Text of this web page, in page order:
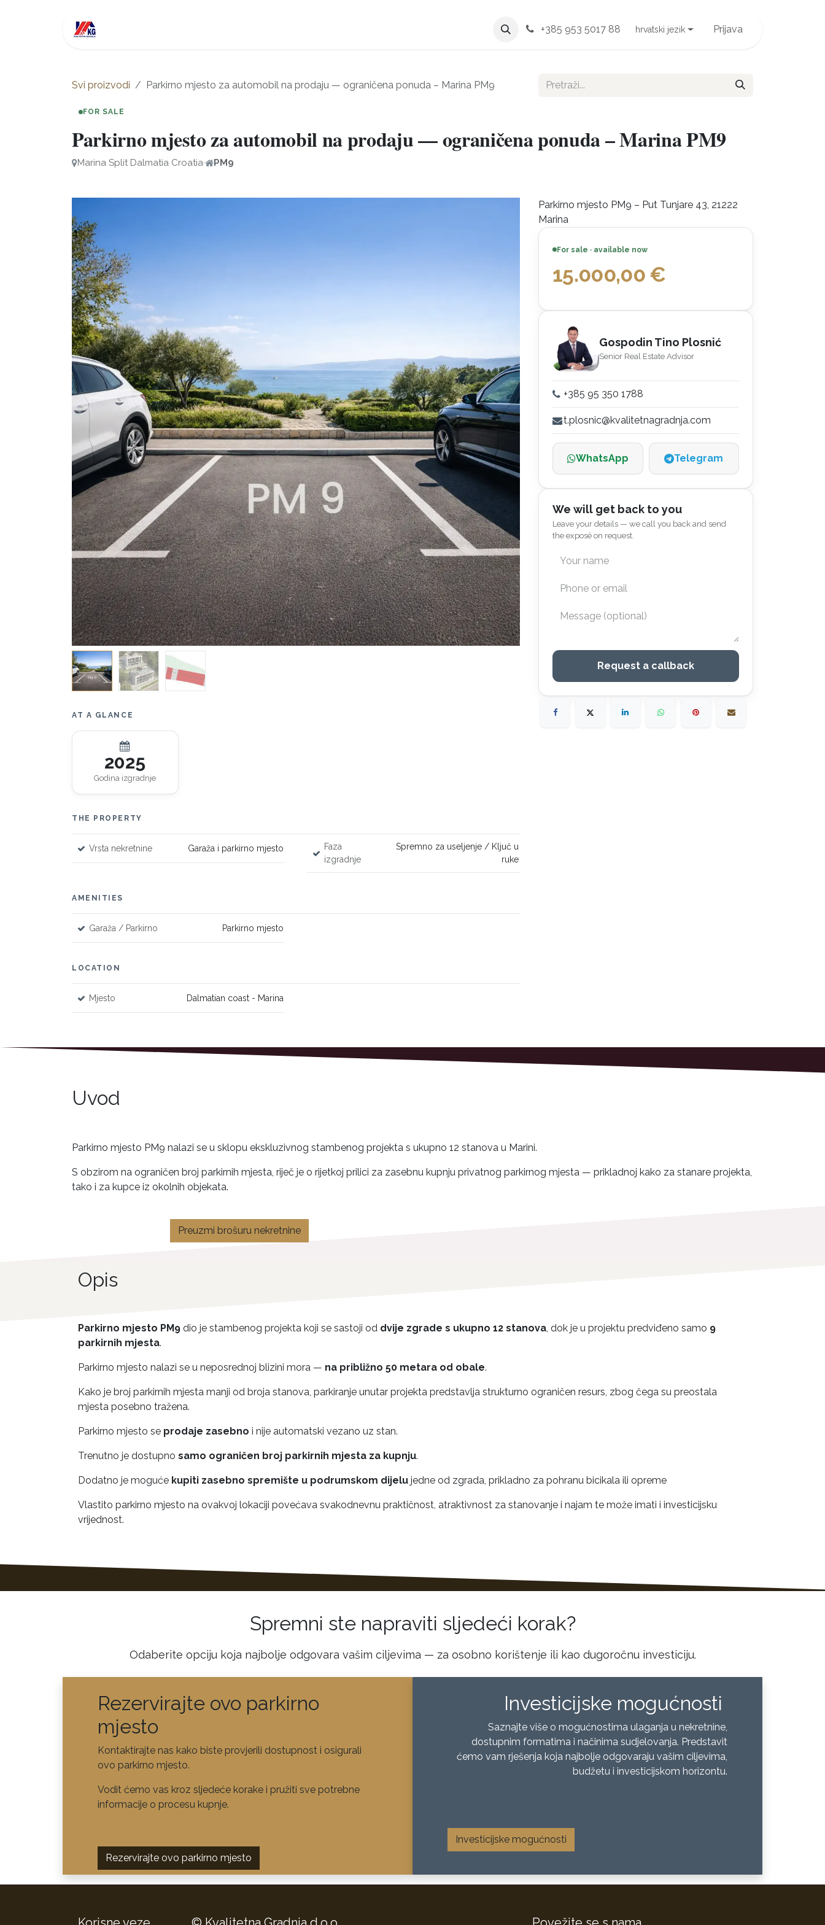
+385 953 5017 88 hrvatski jezik Prijava
Svi proizvodi Parkirno mjesto za automobil na prodaju — ograničena ponuda – Marina PM9
FOR SALE
Parkirno mjesto za automobil na prodaju — ograničena ponuda – Marina PM9
Marina Split Dalmatia Croatia· PM9
AT A GLANCE
2025
Godina izgradnje
THE PROPERTY
Vrsta nekretnine Garaža i parkirno mjesto
Faza
izgradnje
Spremno za useljenje / Ključ u
ruke
AMENITIES
Garaža / Parkirno Parkirno mjesto
LOCATION
Mjesto Dalmatian coast - Marina
Parkirno mjesto PM9 – Put Tunjare 43, 21222
Marina
For sale · available now
15.000,00€
Gospodin Tino Plosnić
Senior Real Estate Advisor
+385 95 350 1788
t.plosnic@kvalitetnagradnja.com
WhatsApp Telegram
We will get back to you
Leave your details — we call you back and send
the exposé on request.
Request a callback
Uvod
Parkirno mjesto PM9 nalazi se u sklopu ekskluzivnog stambenog projekta s ukupno 12 stanova u Marini.
S obzirom na ograničen broj parkirnih mjesta, riječ je o rijetkoj prilici za zasebnu kupnju privatnog parkirnog mjesta — prikladnoj kako za stanare projekta,
tako i za kupce iz okolnih objekata.
Preuzmi brošuru nekretnine
Opis
Parkirno mjesto PM9 dio je stambenog projekta koji se sastoji od dvije zgrade s ukupno 12 stanova, dok je u projektu predviđeno samo 9
parkirnih mjesta.
Parkirno mjesto nalazi se u neposrednoj blizini mora — na približno 50 metara od obale.
Kako je broj parkirnih mjesta manji od broja stanova, parkiranje unutar projekta predstavlja strukturno ograničen resurs, zbog čega su preostala
mjesta posebno tražena.
Parkirno mjesto se prodaje zasebno i nije automatski vezano uz stan.
Trenutno je dostupno samo ograničen broj parkirnih mjesta za kupnju.
Dodatno je moguće kupiti zasebno spremište u podrumskom dijelu jedne od zgrada, prikladno za pohranu bicikala ili opreme
Vlastito parkirno mjesto na ovakvoj lokaciji povećava svakodnevnu praktičnost, atraktivnost za stanovanje i najam te može imati i investicijsku
vrijednost.
Spremni ste napraviti sljedeći korak?
Odaberite opciju koja najbolje odgovara vašim ciljevima — za osobno korištenje ili kao dugoročnu investiciju.
Rezervirajte ovo parkirno
mjesto
Kontaktirajte nas kako biste provjerili dostupnost i osigurali
ovo parkirno mjesto.
Vodit ćemo vas kroz sljedeće korake i pružiti sve potrebne
informacije o procesu kupnje.
Rezervirajte ovo parkirno mjesto
Investicijske mogućnosti
Saznajte više o mogućnostima ulaganja u nekretnine,
dostupnim formatima i načinima sudjelovanja. Predstavit
ćemo vam rješenja koja najbolje odgovaraju vašim ciljevima,
budžetu i investicijskom horizontu.
Investicijske mogućnosti